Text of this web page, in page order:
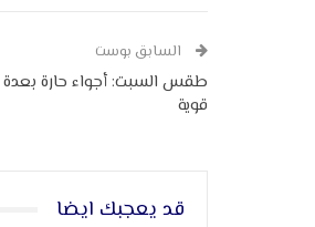
السابق بوست
طقس السبت: أجواء حارة
قوية
قد يعجبك ايضا